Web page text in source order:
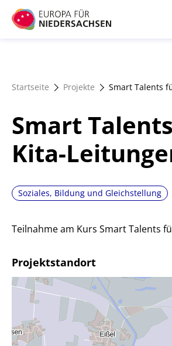
Direkt
zum
Förderangebote
Startseite Projekte Smart Talents
Smart
Kita-
Soziales, Bildung und Gleichstellung
Teilnahme am Kurs Smart Talents
Projektstandort